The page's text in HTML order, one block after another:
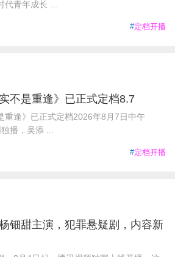
青年成长 ...
#定档开播
不是重逢》已正式定档8.7
重逢》已正式定档2026年8月7日中午
播，吴添 ...
#定档开播
钿甜主演，犯罪悬疑剧，内容新